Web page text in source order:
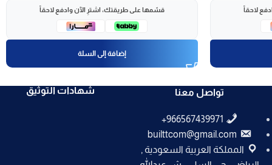
لاحقاً قسّمها على طريقتك، اشترِ الآن وادفع لاحقاً
إضافة إلى السلة
تواصل معنا
builttcom@gmail.com
المملكة العربية السعودية ,
شهادات التوثيق